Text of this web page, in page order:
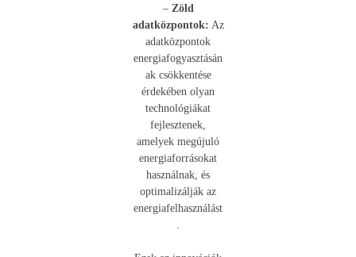
– Zöld
adatközpontok: Az
adatközpontok
energiafogyasztásán
ak csökkentése
érdekében olyan
technológiákat
fejlesztenek,
amelyek megújuló
energiaforrásokat
használnak, és
optimalizálják az
energiafelhasználást